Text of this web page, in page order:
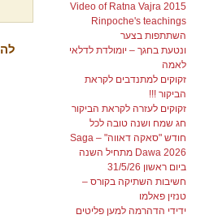
2015 Video of Ratna Vajra
Rinpoche's teachings
השתתפות בצער
ונטעת בחגך – יומולדת לדלאי
לאמה
זקוקים למתנדבים לקראת
הביקור !!!
זקוקים לעזרה לקראת הביקור
חג שמח ושנה טובה לכל
חודש "סאקה דאווה" – Saga
Dawa 2026 מתחיל השנה
ביום ראשון 31/5/26
חשיבות השתיקה בקורס –
טנזין פאלמו
ידידי הדהרמה למען פליטים